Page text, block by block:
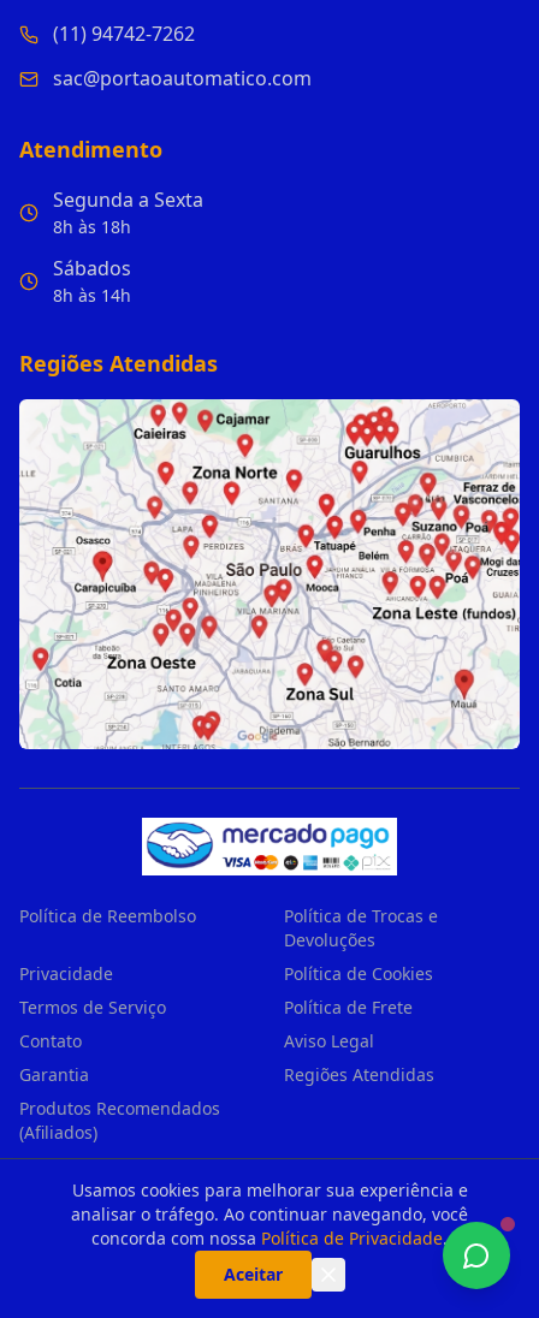
Usamos cookies para melhorar sua experiência e
analisar o tráfego. Ao continuar navegando, você
concorda com nossa Política de Privacidade.
Aceitar
(11) 94742-7262
sac@portaoautomatico.com
Atendimento
Segunda a Sexta
8h às 18h
Sábados
8h às 14h
Regiões Atendidas
Política de Reembolso
Política de Trocas e
Devoluções
Privacidade
Política de Cookies
Termos de Serviço
Política de Frete
Contato
Aviso Legal
Garantia
Regiões Atendidas
Produtos Recomendados
(Afiliados)
Central de Atendimento Principal — Encaminhamos sempre
para o técnico mais próximo de sua residência
61.728.592 Roberto Policicio Junior
— CNPJ: 61.728.592/0001-
57